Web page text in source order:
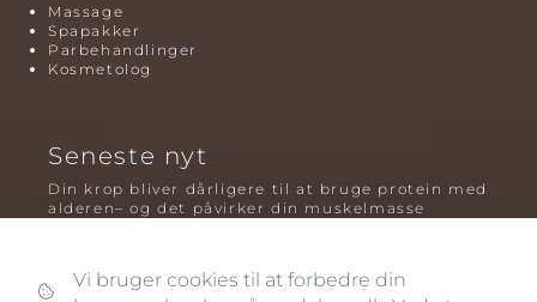
Massage
Spapakker
Parbehandlinger
Kosmetolog
Seneste nyt
Din krop bliver dårligere til at bruge protein med
alderen– og det påvirker din muskelmasse
Vi bruger cookies til at forbedre din